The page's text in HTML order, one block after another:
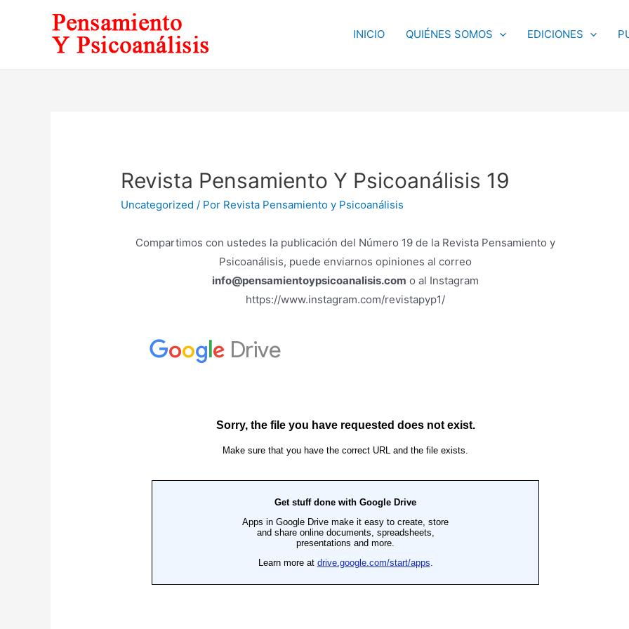
INICIO QUIÉNES SOMOS EDICIONES
Revista Pensamiento Y Psicoanálisis 19
Uncategorized / Por Revista Pensamiento y Psicoanálisis
Compartimos con ustedes la publicación del Número 19 de la Revista Pensamiento y
Psicoanálisis, puede enviarnos opiniones al correo
info@pensamientoypsicoanalisis.com o al Instagram
https://www.instagram.com/revistapyp1/